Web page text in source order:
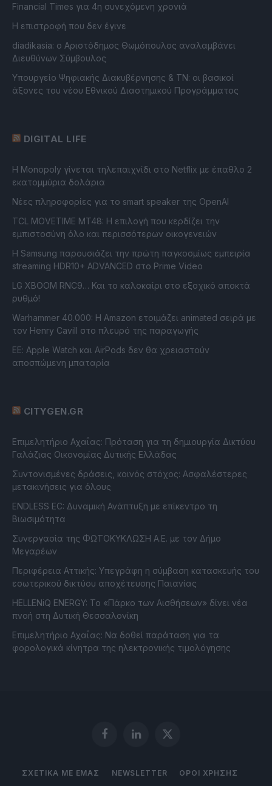
Financial Times για 4η συνεχόμενη χρονιά
Η επιστροφή που δεν έγινε
diadikasia: ο Αριστόδημος Θωμόπουλος αναλαμβάνει
Διευθύνων Σύμβουλος
Υπουργείο Ψηφιακής Διακυβέρνησης & ΤΝ: οι βασικοί
άξονες του νέου Εθνικού Διαστημικού Προγράμματος
DIGITAL LIFE
Η Monopoly γίνεται τηλεπαιχνίδι στο Netflix με έπαθλο 2
εκατομμύρια δολάρια
Νέες πληροφορίες για το smart speaker της OpenAI
TCL MOVETIME MT48: Η επιλογή που κερδίζει την
εμπιστοσύνη όλο και περισσότερων οικογενειών
Η Samsung παρουσιάζει την πρώτη παγκοσμίως εμπειρία
streaming HDR10+ ADVANCED στο Prime Video
LG XBOOM RNC9… Και το καλοκαίρι στο εξοχικό αποκτά
ρυθμό!
Warhammer 40.000: Η Amazon ετοιμάζει animated σειρά με
τον Henry Cavill στο πλευρό της παραγωγής
ΕΕ: Apple Watch και AirPods δεν θα χρειαστούν
αποσπώμενη μπαταρία
CITYGEN.GR
Επιμελητήριο Αχαΐας: Πρόταση για τη δημιουργία Δικτύου
Γαλάζιας Οικονομίας Δυτικής Ελλάδας
Συντονισμένες δράσεις, κοινός στόχος: Ασφαλέστερες
μετακινήσεις για όλους
ENDLESS EC: Δυναμική Ανάπτυξη με επίκεντρο τη
Βιωσιμότητα
Συνεργασία της ΦΩΤΟΚΥΚΛΩΣΗ Α.Ε. με τον Δήμο
Μεγαρέων
Περιφέρεια Αττικής: Υπεγράφη η σύμβαση κατασκευής του
εσωτερικού δικτύου αποχέτευσης Παιανίας
HELLENiQ ENERGY: Το «Πάρκο των Αισθήσεων» δίνει νέα
πνοή στη Δυτική Θεσσαλονίκη
Επιμελητήριο Αχαΐας: Να δοθεί παράταση για τα
φορολογικά κίνητρα της ηλεκτρονικής τιμολόγησης
FacebookLinkedInX
ΣΧΕΤΙΚΑ ΜΕ ΕΜΑΣ NEWSLETTER
ΟΡΟΙ ΧΡΗΣΗΣ